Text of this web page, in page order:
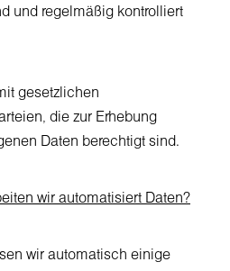
und regelmäßig kontrolliert
gesetzlichen
die zur Erhebung
Daten berechtigt sind.
wir automatisiert Daten?
wir automatisch einige